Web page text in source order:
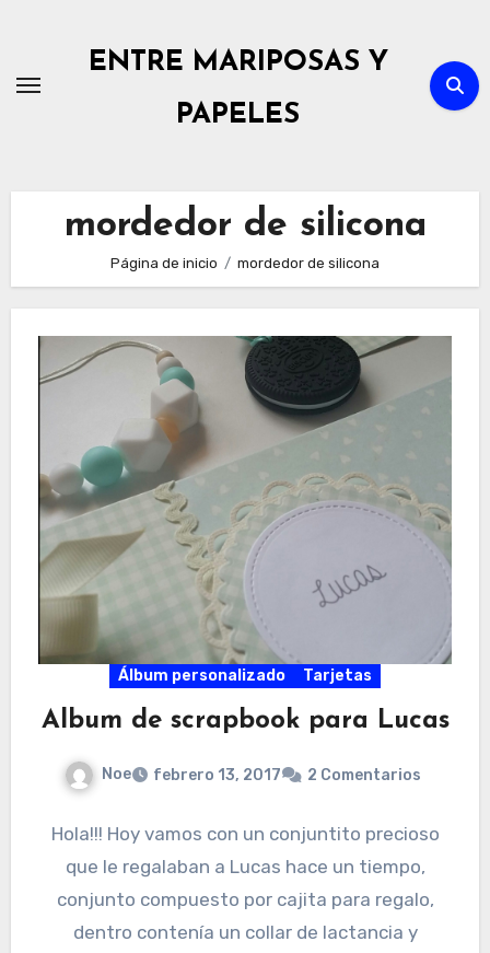
contenido
ENTRE MARIPOSAS Y
PAPELES
mordedor de silicona
Página de inicio mordedor de silicona
Álbum personalizado Tarjetas
Album de scrapbook para Lucas
Noe febrero 13, 2017 2 Comentarios
Hola!!! Hoy vamos con un conjuntito precioso
que le regalaban a Lucas hace un tiempo,
conjunto compuesto por cajita para regalo,
dentro contenía un collar de lactancia y